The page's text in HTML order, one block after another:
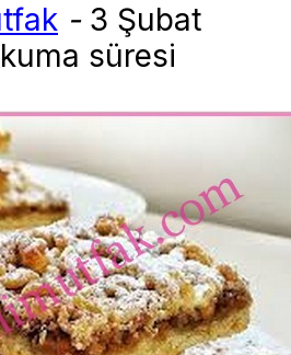
- 3 Şubat
süresi